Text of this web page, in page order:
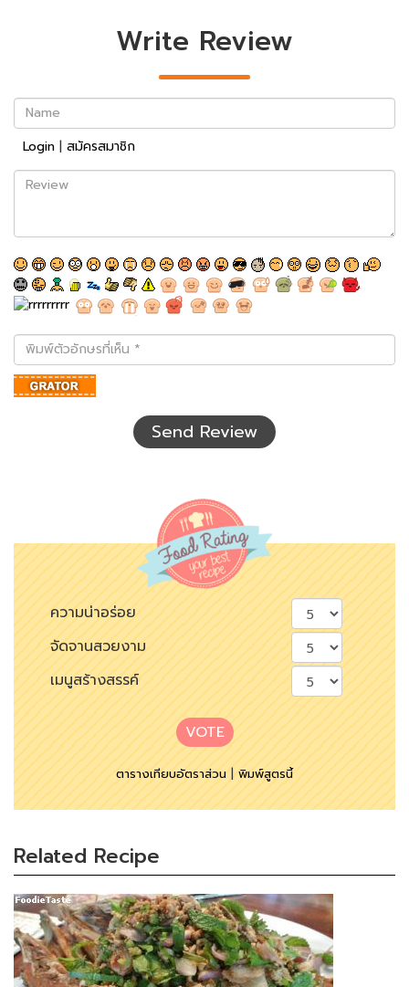
Write Review
Name
Login | สมัครสมาชิก
Review
พิมพ์
ตัว
อักษร
ที่
Send Review
ความน่าอร่อย
จัดจานสวยงาม
เมนูสร้างสรรค์
VOTE
ตารางเทียบอัตราส่วน|พิมพ์สูตรนี้
Related Recipe